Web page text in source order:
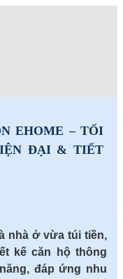
EHOME – TỐI
ĐẠI & TIẾT
nhà ở vừa túi tiền,
kế căn hộ thông
đáp ứng nhu